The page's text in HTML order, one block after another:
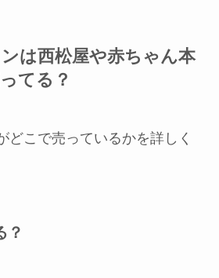
は西松屋や赤ちゃん本
てる？
どこで売っているかを詳しく
？